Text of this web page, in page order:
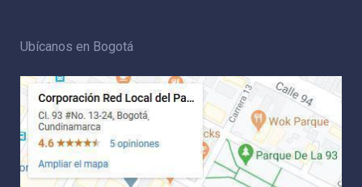
Ubícanos en Bogotá